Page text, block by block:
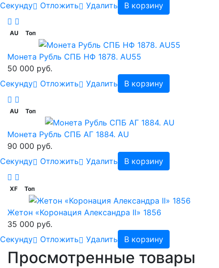
Cекунду
Отложить Удалить В корзину
AU Топ
Монета Рубль СПБ НФ 1878. AU55
50 000 руб.
Cекунду
Отложить Удалить В корзину
AU Топ
Монета Рубль СПБ АГ 1884. AU
90 000 руб.
Cекунду
Отложить Удалить В корзину
XF Топ
Жетон «Коронация Александра II» 1856
35 000 руб.
Cекунду
Отложить Удалить В корзину
Просмотренные товары